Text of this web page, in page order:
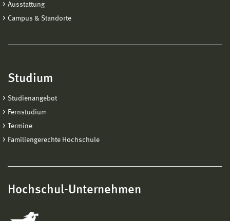
Ausstattung
Campus & Standorte
Studium
Studienangebot
Fernstudium
Termine
Familiengerechte Hochschule
Hochschul-Unternehmen